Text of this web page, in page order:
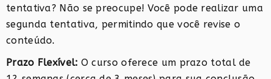
tentativa? Não se preocupe! Você pode realizar uma
segunda tentativa, permitindo que você revise o
conteúdo.
Prazo Flexível: O curso oferece um prazo total de